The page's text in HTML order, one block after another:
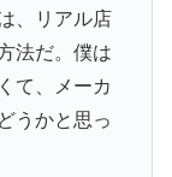
、リアル店
法だ。僕は
て、メーカ
うかと思っ